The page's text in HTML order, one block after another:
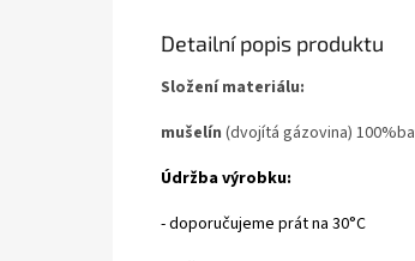
Detailní popis produktu
Složení materiálu:
mušelín (dvojítá gázovina)
Údržba výrobku:
- doporučujeme prát na 30°C